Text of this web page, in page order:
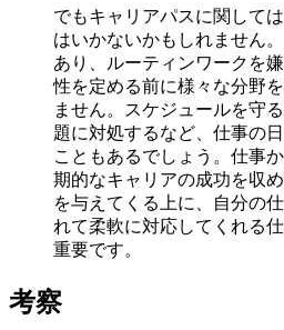
でもキャリアパスに関して
はいかないかもしれません
あり、ルーティンワークを
性を定める前に様々な分野
ません。スケジュールを守
題に対処するなど、仕事の
こともあるでしょう。仕事
期的なキャリアの成功を収
を与えてくる上に、自分の
れて柔軟に対応してくれる
重要です。
考察